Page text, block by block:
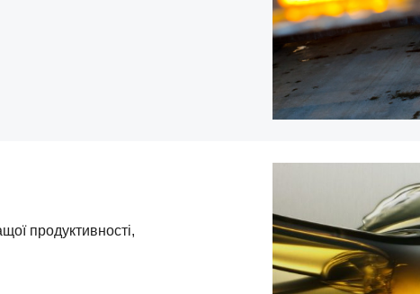
продуктивності,